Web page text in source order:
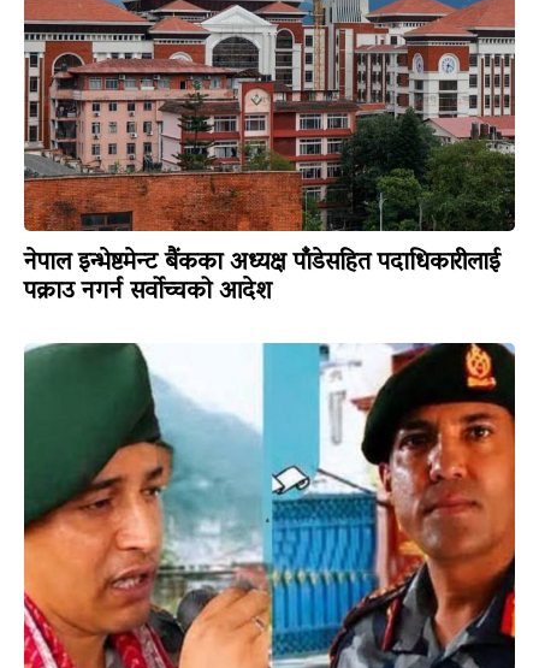
नेपाल इन्भेष्टमेन्ट बैंकका अध्यक्ष पाँडेसहित पदाधिकारीलाई
पक्राउ नगर्न सर्वोच्चको आदेश